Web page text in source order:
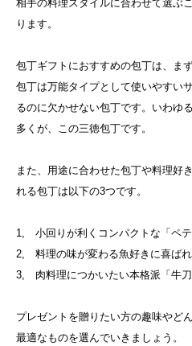
相手の料理スタイルに合わせて選ぶ
ります。
包丁ギフトにおすすめの包丁は、ま
包丁は万能タイプとして使いやすい
るのに欠かせない包丁です。 いわゆ
多くが、この三徳包丁です。
また、用途に合わせた包丁や料理好
れる包丁は以下の3つです。
1, 小回りが利くコンパクトな「ペテ
2, 料理の味が変わる魚好きに喜ばれ
3, 肉料理につかいたい本格派「牛刀
プレゼントを贈りたい方の趣味やど
最適なものを選んでいきましょう。